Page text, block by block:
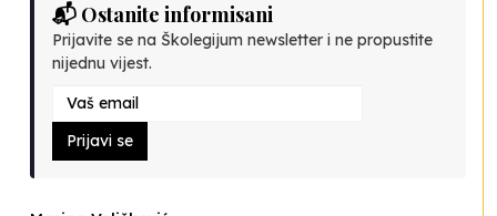
📬 Ostanite informisani
Prijavite se na Školegijum newsletter i ne propustite
nijednu vijest.
Prijavi se